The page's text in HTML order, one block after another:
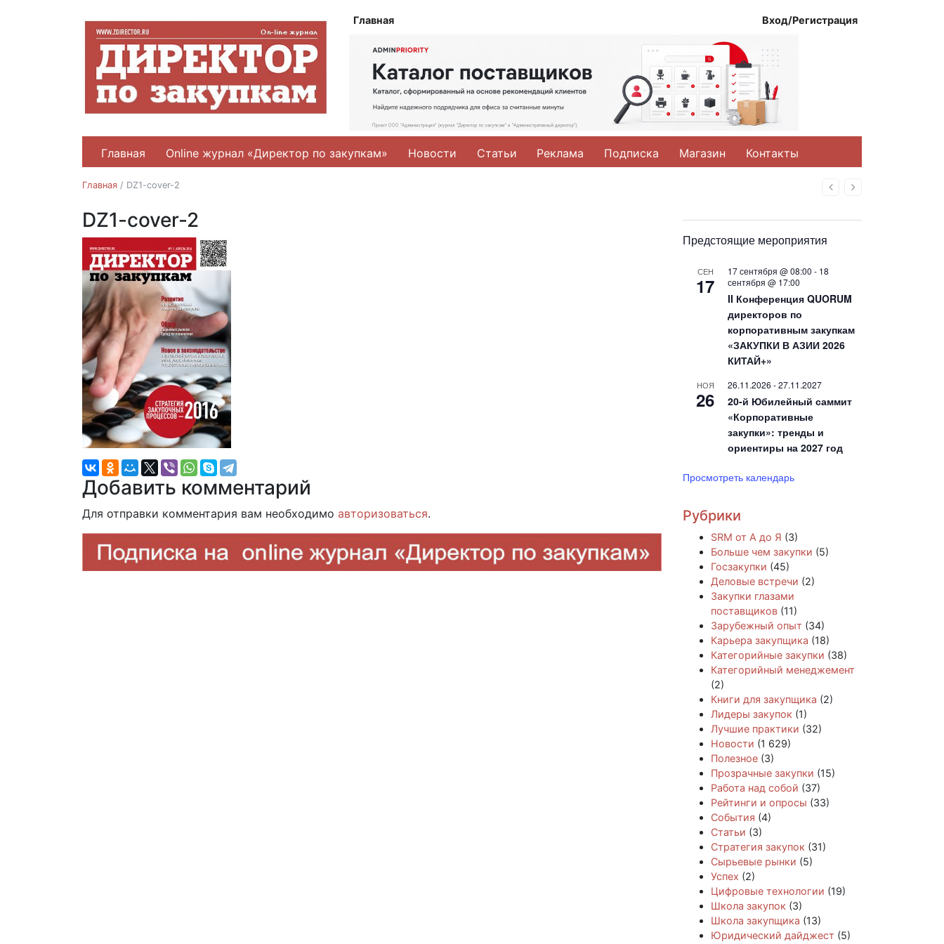
Главная Вход/Регистрация
Главная Online журнал «Директор по закупкам» Новости Статьи Реклама Подписка Магазин Контакты
НазадВперед
Главная / DZ1-cover-2
DZ1-cover-2
Добавить комментарий
Для отправки комментария вам необходимо авторизоваться.
Предстоящие мероприятия
СЕН
17
17 сентября @ 08:00 - 18
сентября @ 17:00
II Конференция QUORUM
директоров по
корпоративным закупкам
«ЗАКУПКИ В АЗИИ 2026
КИТАЙ+»
НОЯ
26
26.11.2026 -27.11.2027
20-й Юбилейный саммит
«Корпоративные
закупки»: тренды и
ориентиры на 2027 год
Просмотреть календарь
Рубрики
SRM от А до Я (3)
Больше чем закупки (5)
Госзакупки (45)
Деловые встречи (2)
Закупки глазами
поставщиков (11)
Зарубежный опыт (34)
Карьера закупщика (18)
Категорийные закупки (38)
Категорийный менеджемент
(2)
Книги для закупщика (2)
Лидеры закупок (1)
Лучшие практики (32)
Новости (1 629)
Полезное (3)
Прозрачные закупки (15)
Работа над собой (37)
Рейтинги и опросы (33)
События (4)
Статьи (3)
Стратегия закупок (31)
Сырьевые рынки (5)
Успех (2)
Цифровые технологии (19)
Школа закупок (3)
Школа закупщика (13)
Юридический дайджест (5)